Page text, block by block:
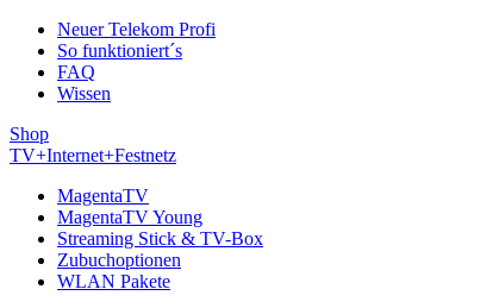
Neuer Telekom Profi
So funktioniert´s
FAQ
Wissen
Shop
TV+Internet+Festnetz
MagentaTV
MagentaTV Young
Streaming Stick & TV-Box
Zubuchoptionen
WLAN Pakete